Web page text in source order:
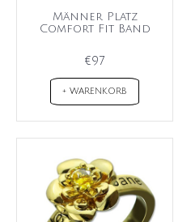
Männer Platz
Comfort Fit Band
€97
+ WARENKORB